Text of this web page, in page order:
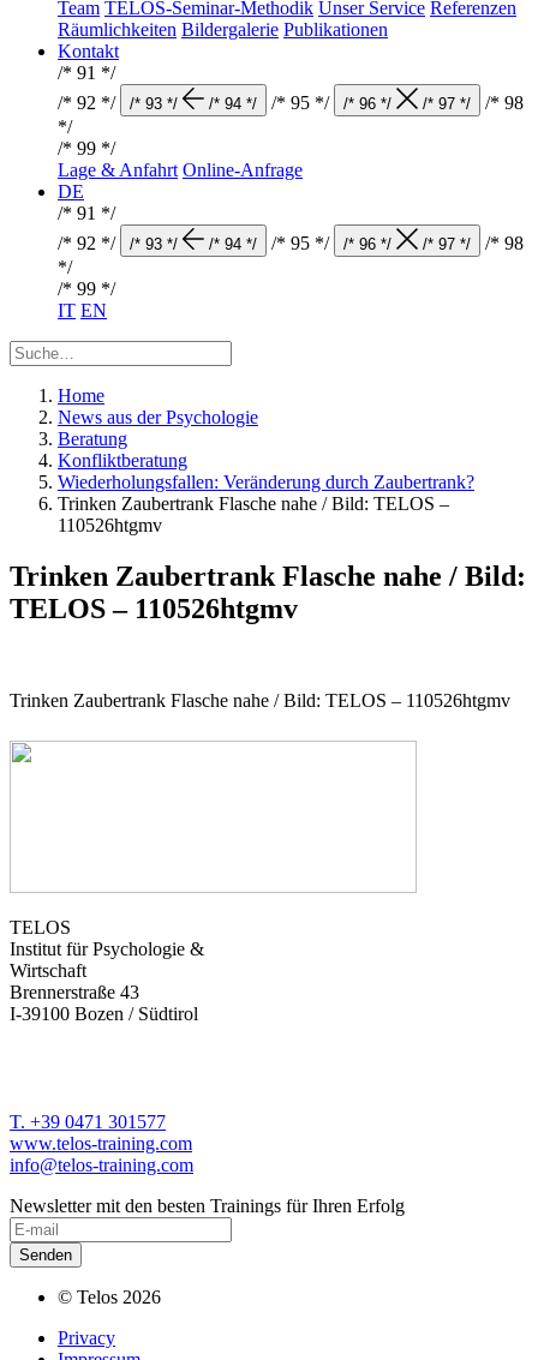
Team TELOS-Seminar-Methodik Unser Service Referenzen
Räumlichkeiten Bildergalerie Publikationen
Kontakt
/* 91 */
/* 92 */
/* 93 */ /* 94 */ /* 95 */ /* 96 */ /* 97 */
/* 98
*/
/* 99 */
Lage & Anfahrt Online-Anfrage
DE
/* 91 */
/* 92 */
/* 93 */ /* 94 */ /* 95 */ /* 96 */ /* 97 */
/* 98
*/
/* 99 */
IT EN
Home
News aus der Psychologie
Beratung
Konfliktberatung
Wiederholungsfallen: Veränderung durch Zaubertrank?
Trinken Zaubertrank Flasche nahe / Bild: TELOS –
110526htgmv
Trinken Zaubertrank Flasche nahe / Bild:
TELOS – 110526htgmv
Trinken Zaubertrank Flasche nahe / Bild: TELOS – 110526htgmv
TELOS
Institut für Psychologie &
Wirtschaft
Brennerstraße 43
I-39100 Bozen / Südtirol
T. +39 0471 301577
www.telos-training.com
info@telos-training.com
Newsletter mit den besten Trainings für Ihren Erfolg
© Telos 2026
Privacy